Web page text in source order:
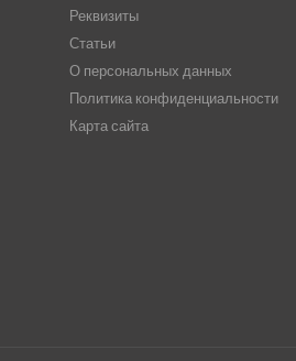
Реквизиты
Статьи
О персональных данных
Политика конфиденциальности
Карта сайта